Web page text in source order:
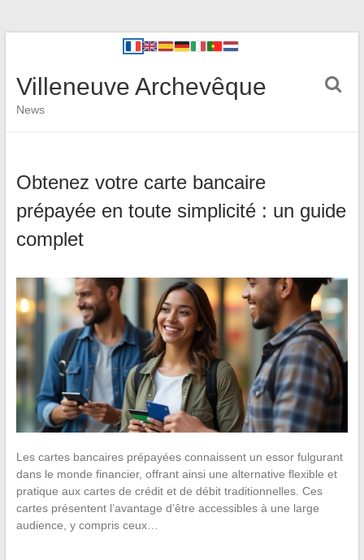
Villeneuve Archevêque
News
Obtenez votre carte bancaire
prépayée en toute simplicité : un guide
complet
Les cartes bancaires prépayées connaissent un essor fulgurant
dans le monde financier, offrant ainsi une alternative flexible et
pratique aux cartes de crédit et de débit traditionnelles. Ces
cartes présentent l’avantage d’être accessibles à une large
audience, y compris ceux…